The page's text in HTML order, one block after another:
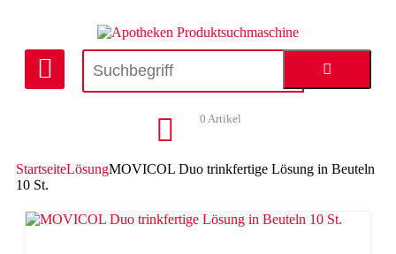
0 Artikel
StartseiteLösungMOVICOL Duo trinkfertige Lösung in Beuteln
10 St.